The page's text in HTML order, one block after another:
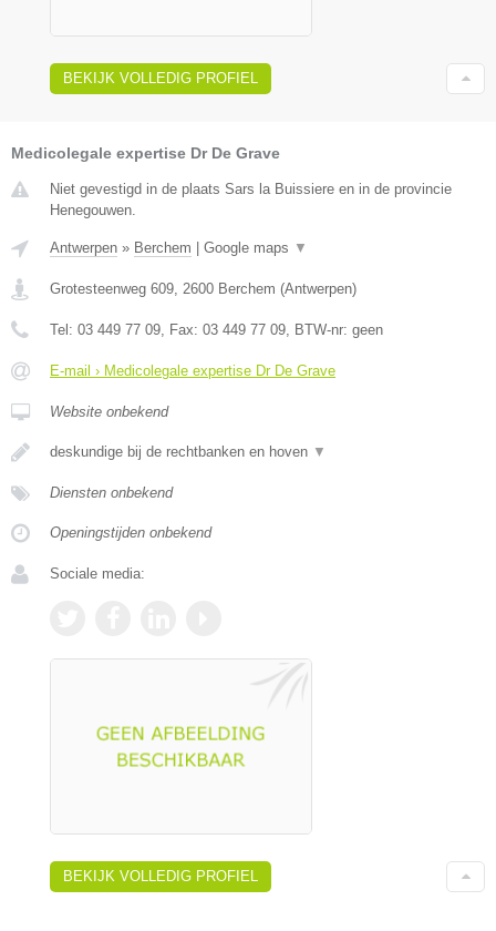
BEKIJK VOLLEDIG PROFIEL
Medicolegale expertise Dr De Grave
Niet gevestigd in de plaats Sars la Buissiere en in de provincie
Henegouwen.
Antwerpen » Berchem Google maps ▼
Grotesteenweg 609, 2600 Berchem (Antwerpen)
Tel: 03 449 77 09, Fax: 03 449 77 09, BTW-nr: geen
E-mail › Medicolegale expertise Dr De Grave
Website onbekend
deskundige bij de rechtbanken en hoven ▼
Diensten onbekend
Openingstijden onbekend
Sociale media:
BEKIJK VOLLEDIG PROFIEL